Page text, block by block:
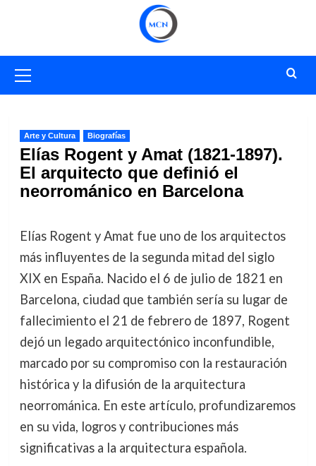
primario
Arte y Cultura Biografías
Elías Rogent y Amat (1821-1897).
El arquitecto que definió el
neorrománico en Barcelona
Elías Rogent y Amat fue uno de los arquitectos
más influyentes de la segunda mitad del siglo
XIX en España. Nacido el 6 de julio de 1821 en
Barcelona, ciudad que también sería su lugar de
fallecimiento el 21 de febrero de 1897, Rogent
dejó un legado arquitectónico inconfundible,
marcado por su compromiso con la restauración
histórica y la difusión de la arquitectura
neorrománica. En este artículo, profundizaremos
en su vida, logros y contribuciones más
significativas a la arquitectura española.